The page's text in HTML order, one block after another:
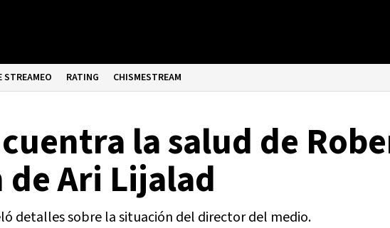
STREAMEO RATING CHISMESTREAM
la salud de
Ari Lijalad
detalles sobre la situación del director del medio.